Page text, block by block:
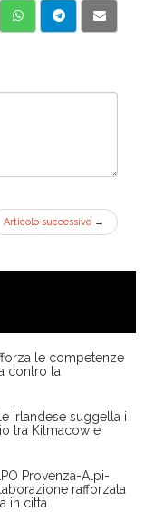
Articolo successivo →
le competenze
contro la
irlandese suggella i
tra Kilmacow e
Provenza-Alpi-
rafforzata
in città